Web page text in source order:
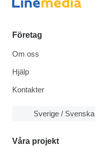
Företag
Om oss
Hjälp
Kontakter
Sverige / Svenska
Våra projekt